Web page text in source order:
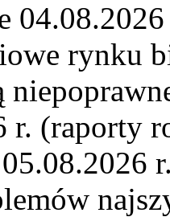
rynku
r. (raporty